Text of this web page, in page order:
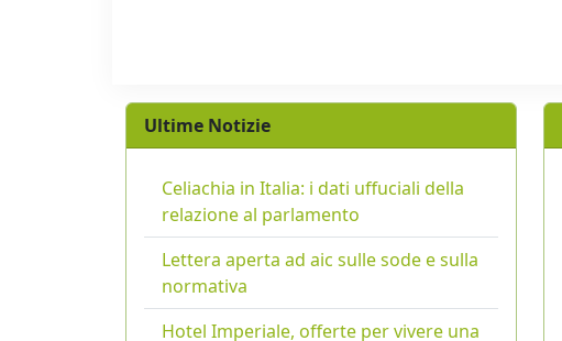
Ultime Notizie
Celiachia in Italia: i dati uffuciali della
relazione al parlamento
Lettera aperta ad aic sulle sode e sulla
normativa
Hotel Imperiale, offerte per vivere una